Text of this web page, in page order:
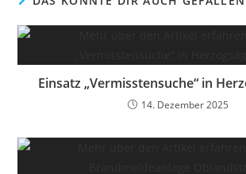
Einsatz „Vermisstensuche“ in
14. Dezember 2025